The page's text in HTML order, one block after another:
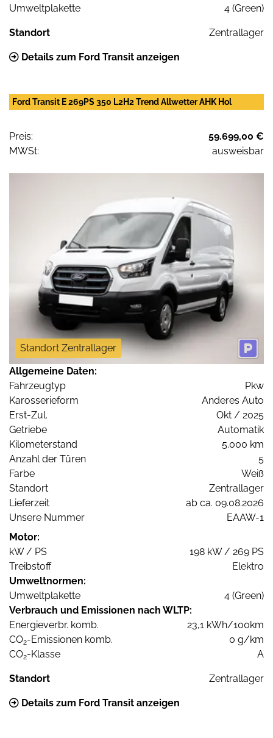
Umweltplakette 4 (Green)
Standort Zentrallager
Details zum Ford Transit anzeigen
Ford Transit E 269PS 350 L2H2 Trend Allwetter AHK Hol
Preis:
59.699,00 €
MWSt:
ausweisbar
Standort Zentrallager
Allgemeine Daten:
Fahrzeugtyp
Pkw
Karosserieform
Anderes Auto
Erst-Zul.
Okt / 2025
Getriebe
Automatik
Kilometerstand
5.000 km
Anzahl der Türen
5
Farbe
Weiß
Standort
Zentrallager
Lieferzeit
ab ca. 09.08.2026
Unsere Nummer
EAAW-1
Motor:
kW / PS
198 kW / 269 PS
Treibstoff
Elektro
Umweltnormen:
Umweltplakette
4 (Green)
Verbrauch und Emissionen nach WLTP:
Energieverbr. komb.
23,1 kWh/100km
CO2-Emissionen komb.
0 g/km
CO2-Klasse A
Standort Zentrallager
Details zum Ford Transit anzeigen